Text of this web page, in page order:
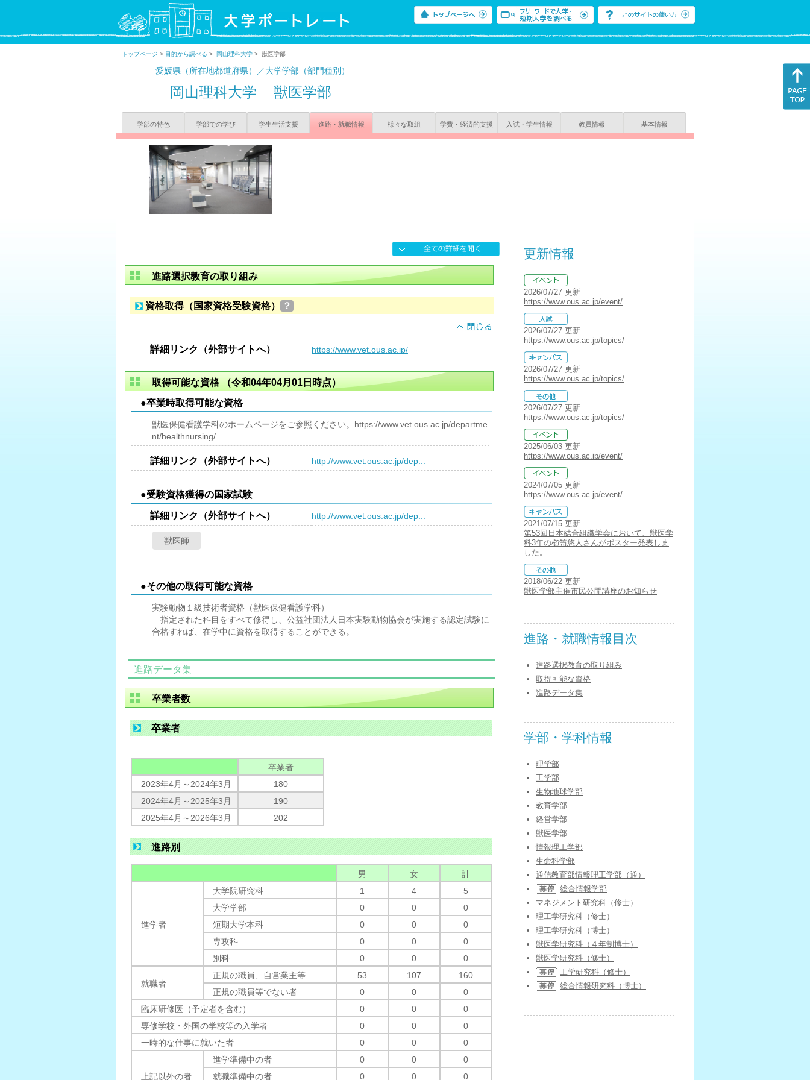
トップページ > 目的から調べる > 岡山理科大学 > 獣医学部
愛媛県（所在地都道府県）／大学学部（部門種別）
岡山理科大学 獣医学部
学部の特色 学部での学び 学生生活支援 進路・就職情報 様々な取組 学費・経済的支援 入試・学生情報 教員情報 基本情報
進路選択教育の取り組み
資格取得（国家資格受験資格） ？
詳細リンク（外部サイトへ） https://www.vet.ous.ac.jp/
取得可能な資格
（令和04年04月01日時点）
●卒業時取得可能な資格
獣医保健看護学科のホームページをご参照ください。https://www.vet.ous.ac.jp/departme
nt/healthnursing/
詳細リンク（外部サイトへ） http://www.vet.ous.ac.jp/dep...
●受験資格獲得の国家試験
詳細リンク（外部サイトへ） http://www.vet.ous.ac.jp/dep...
獣医師
●その他の取得可能な資格
実験動物１級技術者資格（獣医保健看護学科）
指定された科目をすべて修得し、公益社団法人日本実験動物協会が実施する認定試験に
合格すれば、在学中に資格を取得することができる。
進路データ集
卒業者数
卒業者
卒業者
2023年4月～2024年3月
180
2024年4月～2025年3月
190
2025年4月～2026年3月
202
進路別
男 女 計
進学者
大学院研究科 1 4
5
大学学部
0 0
0
短期大学本科
0 0
0
専攻科
0 0
0
別科
0 0 0
就職者
正規の職員、自営業主等 53 107
160
正規の職員等でない者
0 0
0
臨床研修医（予定者を含む）
0 0
0
専修学校・外国の学校等の入学者
0 0
0
一時的な仕事に就いた者
0 0 0
上記以外の者
進学準備中の者 0 0
0
就職準備中の者
0 0 0
更新情報
2026/07/27 更新
https://www.ous.ac.jp/event/
2026/07/27 更新
https://www.ous.ac.jp/topics/
2026/07/27 更新
https://www.ous.ac.jp/topics/
2026/07/27 更新
https://www.ous.ac.jp/topics/
2025/06/03 更新
https://www.ous.ac.jp/event/
2024/07/05 更新
https://www.ous.ac.jp/event/
2021/07/15 更新
第53回日本結合組織学会において、獣医学
科3年の櫛笥悠人さんがポスター発表しま
した。
2018/06/22 更新
獣医学部主催市民公開講座のお知らせ
進路・就職情報目次
進路選択教育の取り組み
取得可能な資格
進路データ集
学部・学科情報
理学部
工学部
生物地球学部
教育学部
経営学部
獣医学部
情報理工学部
生命科学部
通信教育部情報理工学部（通）
総合情報学部
マネジメント研究科（修士）
理工学研究科（修士）
理工学研究科（博士）
獣医学研究科（４年制博士）
獣医学研究科（修士）
工学研究科（修士）
総合情報研究科（博士）